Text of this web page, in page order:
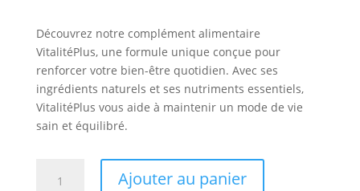
Découvrez notre complément alimentaire
VitalitéPlus, une formule unique conçue pour
renforcer votre bien-être quotidien. Avec ses
ingrédients naturels et ses nutriments essentiels,
VitalitéPlus vous aide à maintenir un mode de vie
sain et équilibré.
Ajouter au panier